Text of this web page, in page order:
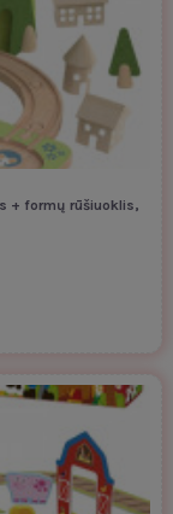
+ formų rūšiuoklis,